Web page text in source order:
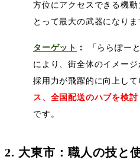
方位にアクセスできる機
とって最大の武器になりま
ターゲット ：
「ららぽー
により、街全体のイメー
採用力が飛躍的に向上して
ス、全国配送のハブを検
です。
2. 大東市：職人の技と